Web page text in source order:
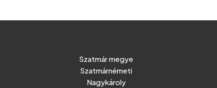
Szatmár megye
Szatmárnémeti
Nagykároly